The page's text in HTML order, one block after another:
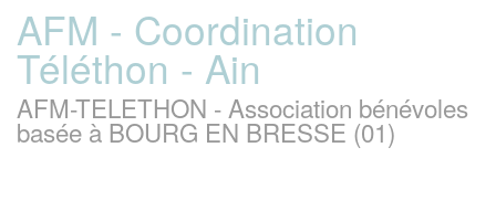
AFM - Coordination
Téléthon - Ain
AFM-TELETHON - Association bénévoles
basée à BOURG EN BRESSE (01)